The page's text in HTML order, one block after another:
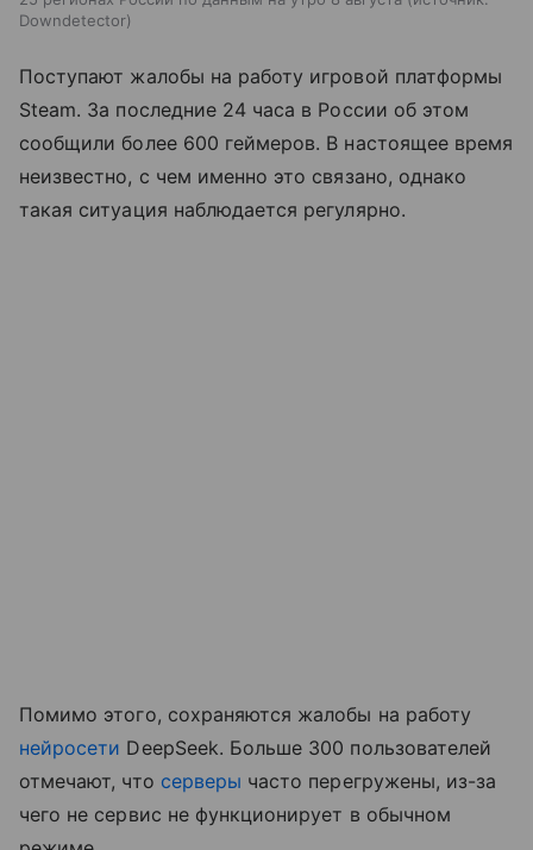
Downdetector
Поступают жалобы на работу игровой платформы
Steam. За последние 24 часа в России об этом
сообщили более 600 геймеров. В настоящее время
неизвестно, с чем именно это связано, однако
такая ситуация наблюдается регулярно.
Помимо этого, сохраняются жалобы на работу
нейросети DeepSeek. Больше 300 пользователей
отмечают, что серверы часто перегружены, из-за
чего не сервис не функционирует в обычном